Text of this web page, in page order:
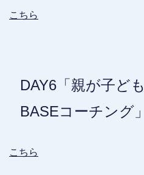
こちら
DAY6「親が子ど
BASEコーチング」
こちら